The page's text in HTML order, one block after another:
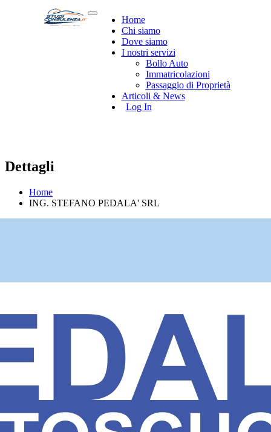
Home
Chi siamo
Dove siamo
I nostri servizi
Bollo Auto
Immatricolazioni
Passaggio di Proprietà
Articoli & News
Log In
Dettagli
Home
ING. STEFANO PEDALA' SRL